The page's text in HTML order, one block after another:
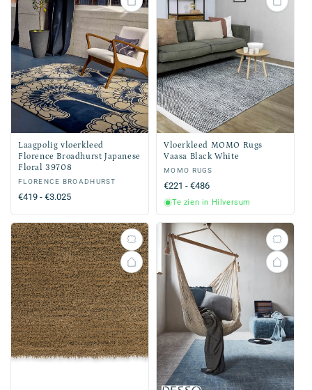
Laagpolig vloerkleed
Florence Broadhurst Japanese
Floral 39708
Verkoper:
FLORENCE BROADHURST
Normale
€419 - €3.025
Vloerkleed MOMO Rugs
Vaasa Black White
Verkoper:
MOMO RUGS
Normale
prijs
€221 - €486
Te zien in Hilversum